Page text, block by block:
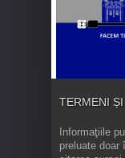
TERMENI
Informaţiile
preluate doar